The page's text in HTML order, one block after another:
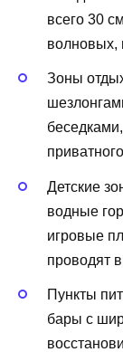
всего 30
волновых,
Зоны
Детские
водные
игровые
проводят
Пункты
бары с